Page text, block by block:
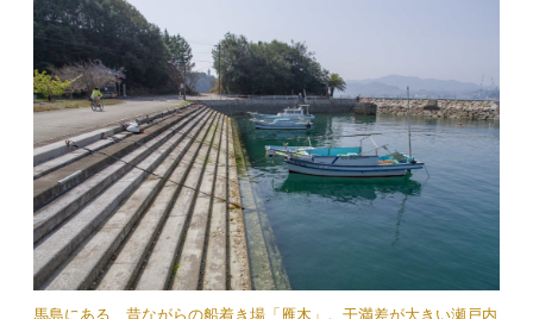
馬島にある、昔ながらの船着き場「雁木」。干満差が大きい瀬戸内